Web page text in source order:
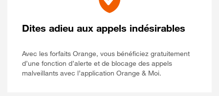
Dites adieu aux appels indésirables
Avec les forfaits Orange, vous bénéficiez gratuitement
d’une fonction d’alerte et de blocage des appels
malveillants avec l’application Orange & MoiOrange et Moi
.